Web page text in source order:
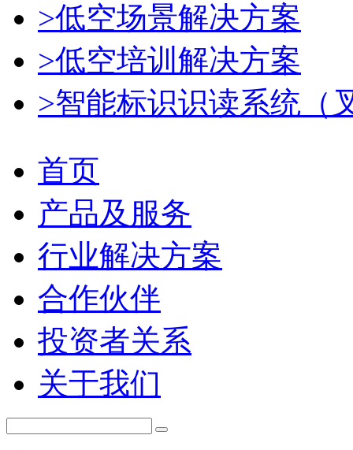
>低空场景解决方案
>低空培训解决方案
>智能标识识读系统（
首页
产品及服务
行业解决方案
合作伙伴
投资者关系
关于我们